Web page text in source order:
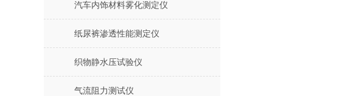
汽车内饰材料雾化测定仪
纸尿裤渗透性能测定仪
织物静水压试验仪
气流阻力测试仪